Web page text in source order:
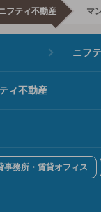
フティ不動産 マ
ニフ
ィ不動産
事務所・賃貸オフィス